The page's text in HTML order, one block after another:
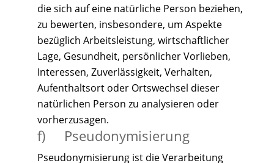
die sich auf eine natürliche Person beziehen,
zu bewerten, insbesondere, um Aspekte
bezüglich Arbeitsleistung, wirtschaftlicher
Lage, Gesundheit, persönlicher Vorlieben,
Interessen, Zuverlässigkeit, Verhalten,
Aufenthaltsort oder Ortswechsel dieser
natürlichen Person zu analysieren oder
vorherzusagen.
f) Pseudonymisierung
Pseudonymisierung ist die Verarbeitung